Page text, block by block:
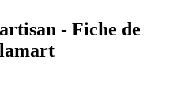
- Fiche de